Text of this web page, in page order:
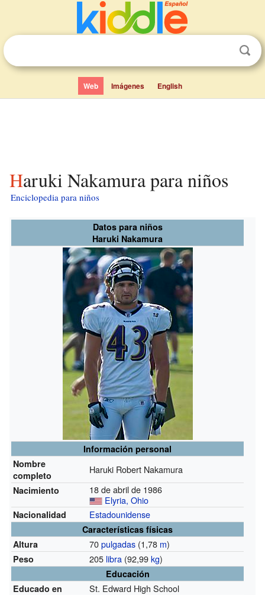
Web Imágenes English
Haruki Nakamura para niños
Enciclopedia para niños
Datos para niños
Haruki Nakamura
Información personal
Nombre
completo
Haruki Robert Nakamura
Nacimiento
18 de abril de 1986
Elyria, Ohio
Nacionalidad Estadounidense
Características físicas
Altura
70pulgadas (1,78 m)
Peso 205 libra (92,99kg)
Educación
Educado en
St. Edward High School